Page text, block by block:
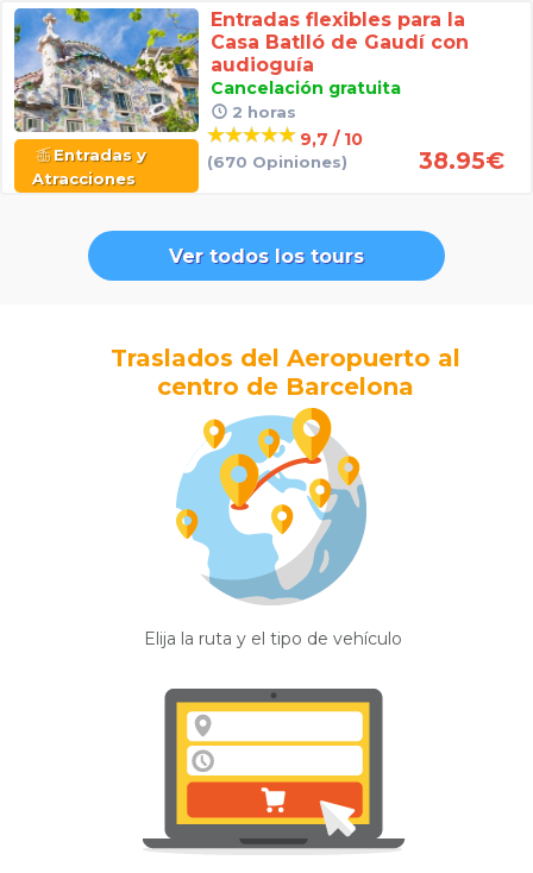
Entradas y
Atracciones
Entradas flexibles para la
Casa Batlló de Gaudí con
audioguía
Cancelación gratuita
2 horas
9,7 / 10
(670 Opiniones) 38.95€
Ver todos los tours
Traslados del Aeropuerto al
centro de Barcelona
Elija la ruta y el tipo de vehículo